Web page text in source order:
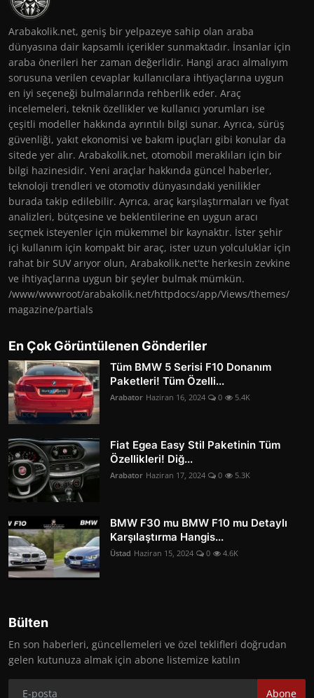
Arabakolik.net, geniş bir yelpazeye sahip olan araba
dünyasına dair kapsamlı içerikler sunmaktadır. İnsanlar için
araba önerileri her zaman değerlidir. Hangi aracı almalıyım
sorusuna verilen cevaplar kullanıcılara ihtiyaçlarına uygun
en iyi seçeneği bulmalarında rehberlik eder. Araç
incelemeleri, teknik özellikler ve kullanıcı yorumları ise
çeşitli modeller hakkında ayrıntılı bilgi sunar. Ayrıca, sürüş
güvenliği, yakıt ekonomisi ve bakım ipuçları gibi konular da
sitede yer alır. Arabakolik.net, otomobil meraklıları için bir
bilgi hazinesidir. Yeni araçlar hakkında güncel haberler,
teknoloji trendleri ve otomotiv dünyasındaki yenilikler
burada takip edilebilir. Ayrıca, araç karşılaştırmaları ve fiyat
analizleri, bütçesine ve beklentilerine en uygun aracı
seçmek isteyenler için mükemmel bir kaynaktır. İster şehir
içi kullanım için kompakt bir araç, ister uzun yolculuklar için
rahat bir SUV arıyor olun, Arabakolik.net'te herkesin zevkine
ve ihtiyaçlarına uygun bir şeyler bulmak mümkün.
/www/wwwroot/arabakolik.net/httpdocs/app/Views/themes/
magazine/partials
En Çok Görüntülenen Gönderiler
Tüm BMW 5 Serisi F10 Donanım
Paketleri! Tüm Özelli...
Arabator Haziran 16, 2024 0 5.4K
Fiat Egea Easy Stil Paketinin Tüm
Özellikleri! Diğ...
Arabator Haziran 17, 2024 0 5.3K
BMW F30 mu BMW F10 mu Detaylı
Karşılaştırma Hangis...
Üstad Haziran 15, 2024 0 4.6K
Bülten
En son haberleri, güncellemeleri ve özel teklifleri doğrudan
gelen kutunuza almak için abone listemize katılın
Abone